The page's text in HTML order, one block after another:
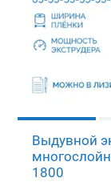
Выдувной
1800